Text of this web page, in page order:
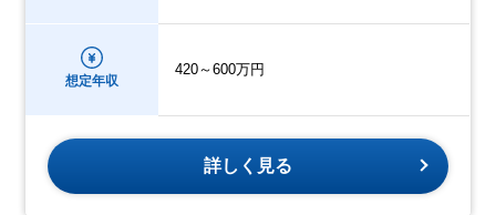
想定年収
420～600万円
詳しく見る